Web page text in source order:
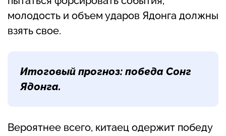
молодость и объем ударов Ядонга должны
взять свое.
Итоговый прогноз: победа Сонг
Ядонга.
Вероятнее всего, китаец одержит победу